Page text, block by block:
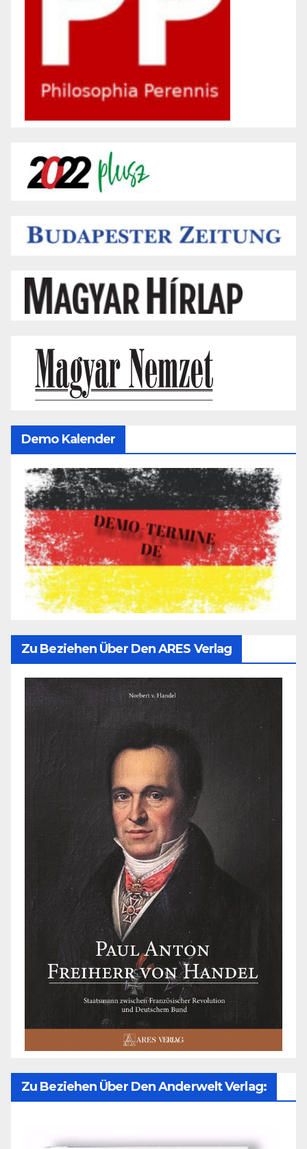
Demo Kalender
Zu Beziehen Über Den ARES Verlag
Zu Beziehen Über Den Anderwelt Verlag: